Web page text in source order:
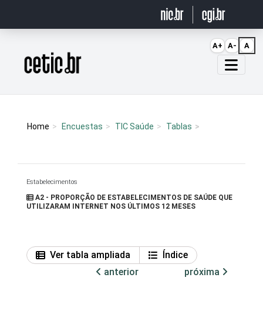
Página inicial
Home Encuestas TIC Saúde Tablas
Estabelecimentos
A2 - PROPORÇÃO DE ESTABELECIMENTOS DE SAÚDE QUE
UTILIZARAM INTERNET NOS ÚLTIMOS 12 MESES
Ver tabla ampliada
Índice
anterior
próxima
A+ A- A